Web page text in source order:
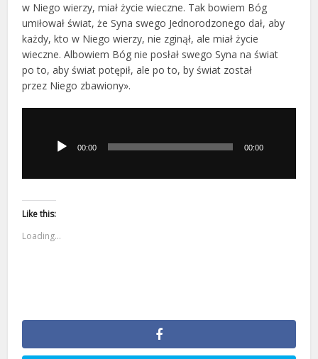
w Niego wierzy, miał życie wieczne. Tak bowiem Bóg
umiłował świat, że Syna swego Jednorodzonego dał, aby
każdy, kto w Niego wierzy, nie zginął, ale miał życie
wieczne. Albowiem Bóg nie posłał swego Syna na świat
po to, aby świat potępił, ale po to, by świat został
przez Niego zbawiony».
dźwiękowych00:00 00:00
Like this:
Loading...